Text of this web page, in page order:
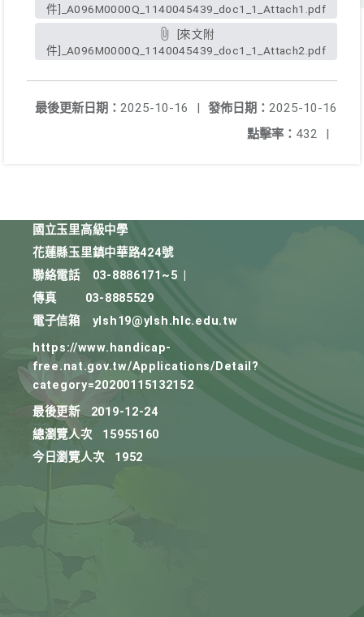
件]_A096M0000Q_1140045439_doc1_1_Attach1.pdf
件]_A096M0000Q_1140045439_doc1_1_Attach2.pdf
發佈日期： 2025-10-16
最後更新日期： 2025-10-16
|
點擊率： 432 |
國立玉里高級中學
花蓮縣玉里鎮中華路424號
聯絡電話
03-8886171~5
傳真
03-8885529
電子信箱
ylsh19@ylsh.hlc.edu.tw
https://www.handicap-
free.nat.gov.tw/Applications/Detail?
category=20200115132152
最後更新
2019-12-24
總瀏覽人次
15955160
今日瀏覽人次
1952